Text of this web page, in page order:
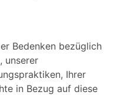
Bedenken bezüglich
unserer
Ihrer
in Bezug auf diese